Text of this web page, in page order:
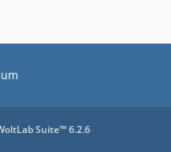
Suite™ 6.2.6